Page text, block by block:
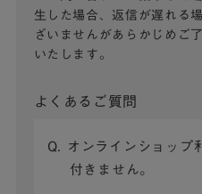
生した場合、返信が遅れる
ざいませんがあらかじめご
いたします。
よくあるご質問
Q. オンラインショップ
付きません。